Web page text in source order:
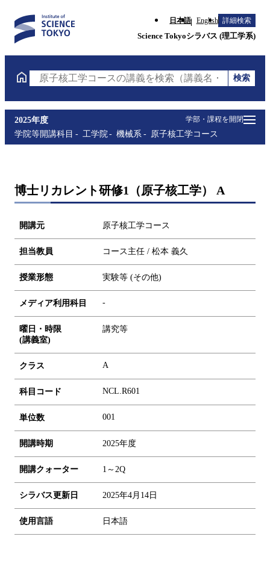
日本語 English 詳細検索
Science Tokyoシラバス (理工学系)
原子核工学コースの講義を検索（講義名・科目コード
検索
学部・課程を開閉
2025年度
学院等開講科目
工学院 機械系 原子核工学コース
博士リカレント研修1（原子核工学） A
開講元 原子核工学コース
担当教員 コース主任 / 松本 義久
授業形態 実験等 (その他)
メディア利用科目 -
曜日・時限
(講義室)
講究等
クラス A
科目コード NCL.R601
単位数 001
開講時期 2025年度
開講クォーター 1～2Q
シラバス更新日 2025年4月14日
使用言語 日本語